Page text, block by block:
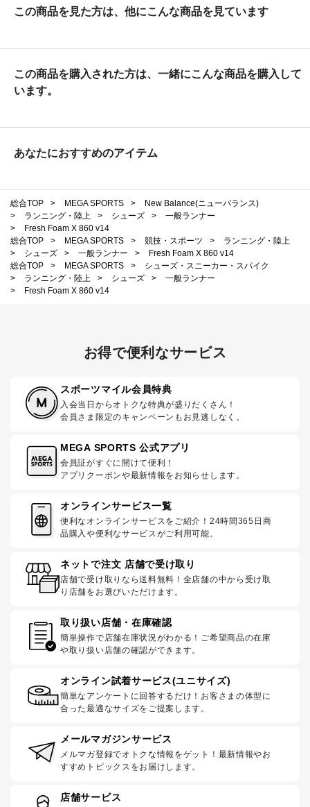
この商品を見た方は、他にこんな商品を見ています
この商品を購入された方は、一緒にこんな商品を購入して
います。
あなたにおすすめのアイテム
総合TOP > MEGA SPORTS >
New Balance(ニューバランス)
>
ランニング・陸上 > シューズ >
一般ランナー
>
Fresh Foam X 860 v14
総合TOP
> MEGA SPORTS > 競技・スポーツ >
ランニング・陸上
>
シューズ > 一般ランナー >
Fresh Foam X 860 v14
総合TOP
> MEGA SPORTS >
シューズ・スニーカー・スパイク
>
ランニング・陸上 > シューズ >
一般ランナー
>
Fresh Foam X 860 v14
お得で便利なサービス
スポーツマイル会員特典
入会当日からオトクな特典が盛りだくさん！
会員さま限定のキャンペーンもお見逃しなく。
MEGA SPORTS 公式アプリ
会員証がすぐに開けて便利！
アプリクーポンや最新情報をお知らせします。
オンラインサービス一覧
便利なオンラインサービスをご紹介！24時間365日商
品購入や便利なサービスがご利用可能。
ネットで注文 店舗で受け取り
店舗で受け取りなら送料無料！全店舗の中から受け取
り店舗をお選びいただけます。
取り扱い店舗・在庫確認
簡単操作で店舗在庫状況がわかる！ご希望商品の在庫
や取り扱い店舗の確認ができます。
オンライン試着サービス(ユニサイズ)
簡単なアンケートに回答するだけ！お客さまの体型に
合った最適なサイズをご提案します。
メールマガジンサービス
メルマガ登録でオトクな情報をゲット！最新情報やお
すすめトピックスをお届けします。
店舗サービス